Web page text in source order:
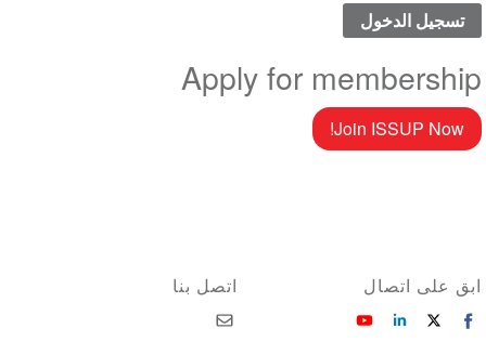
Apply for membership
Join ISSUP Now!
اتصل بنا ابق على اتصال